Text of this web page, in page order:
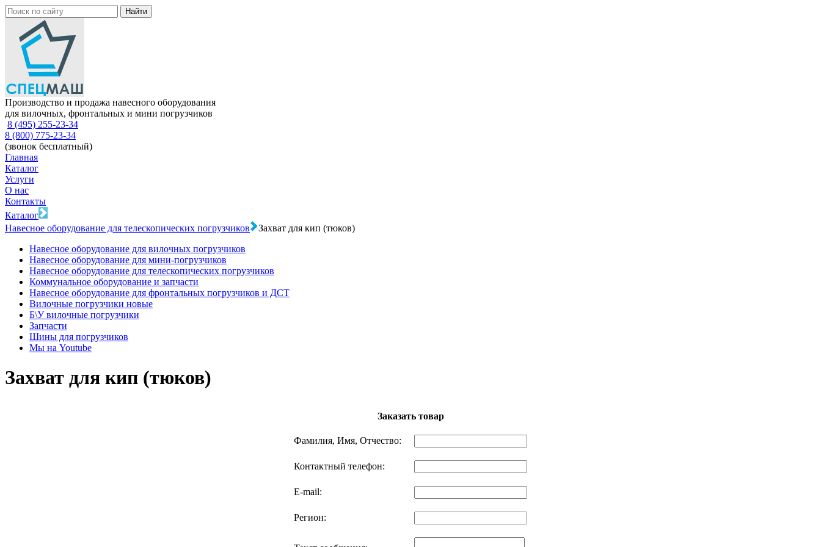
Производство и продажа навесного оборудования
для вилочных, фронтальных и мини погрузчиков
8 (495) 255-23-34
8 (800) 775-23-34
(звонок бесплатный)
Главная
Каталог
Услуги
О нас
Контакты
Каталог
Навесное оборудование для телескопических погрузчиков
Захват для кип (тюков)
Навесное оборудование для вилочных погрузчиков
Навесное оборудование для мини-погрузчиков
Навесное оборудование для телескопических погрузчиков
Коммунальное оборудование и запчасти
Навесное оборудование для фронтальных погрузчиков и ДСТ
Вилочные погрузчики новые
Б\У вилочные погрузчики
Запчасти
Шины для погрузчиков
Мы на Youtube
Захват для кип (тюков)
Заказать товар
Фамилия, Имя, Отчество:
Контактный телефон:
E-mail:
Регион: